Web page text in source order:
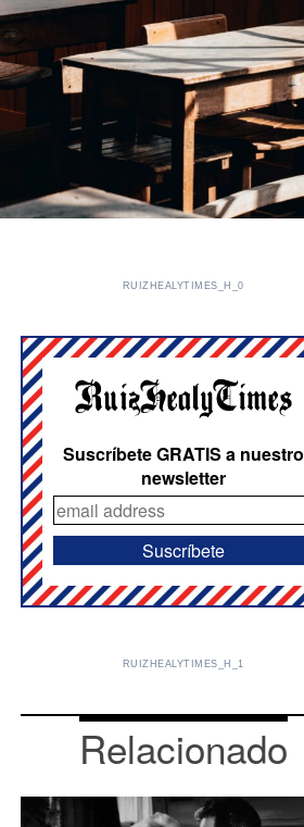
RUIZHEALYTIMES_H_0
Suscríbete GRATIS a nuestro
newsletter
RUIZHEALYTIMES_H_1
Relacionado